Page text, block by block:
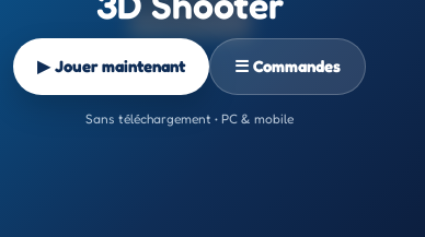
▶ Jouer maintenant ☰ Commandes
Sans téléchargement • PC & mobile